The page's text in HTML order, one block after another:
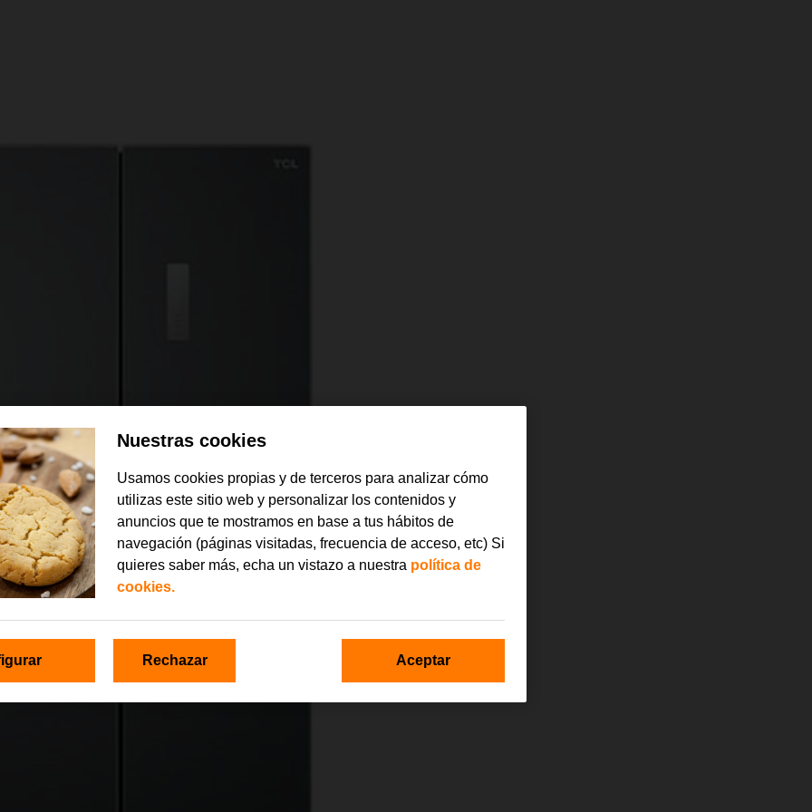
Nuestras cookies
Usamos cookies propias y de terceros para analizar cómo
utilizas este sitio web y personalizar los contenidos y
anuncios que te mostramos en base a tus hábitos de
navegación (páginas visitadas, frecuencia de acceso, etc) Si
quieres saber más, echa un vistazo a nuestra política de
cookies.
Rechazar Aceptar